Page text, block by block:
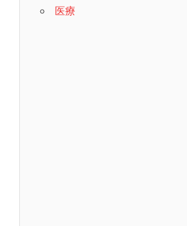
医療